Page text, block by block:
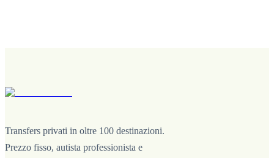
Transfers privati in oltre 100 destinazioni.
Prezzo fisso, autista professionista e